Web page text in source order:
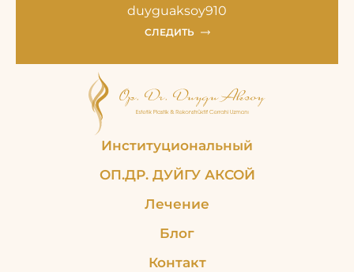
duyguaksoy910
СЛЕДИТЬ
Институциональный
ОП.ДР. ДУЙГУ АКСОЙ
Лечение
Блог
Контакт